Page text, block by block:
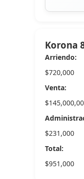
Korona
Arriendo:
$720,000
Venta:
$231,000
Total:
$951,000